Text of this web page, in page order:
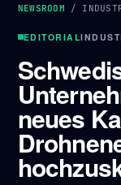
NEWSROOM /
EDITORIAL
neues